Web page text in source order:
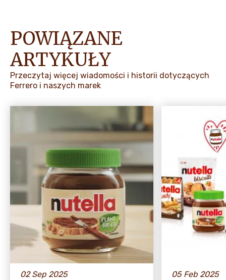
POWIĄZANE
ARTYKUŁY
Przeczytaj więcej wiadomości i historii dotyczących
Ferrero i naszych marek
02 Sep 2025
05 Feb 2025